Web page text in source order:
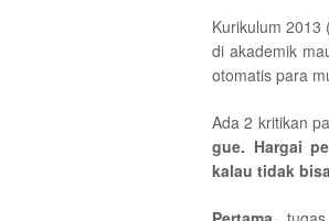
Kurikulum
di akademik
otomatis para
Ada 2 kritikan
gue. Hargai
kalau tidak